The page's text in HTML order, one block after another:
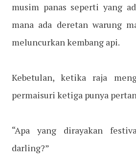
musim panas seperti yang
mana ada deretan warung
meluncurkan kembang api.
Kebetulan, ketika raja
permaisuri ketiga punya
“Apa yang dirayakan
darling?”